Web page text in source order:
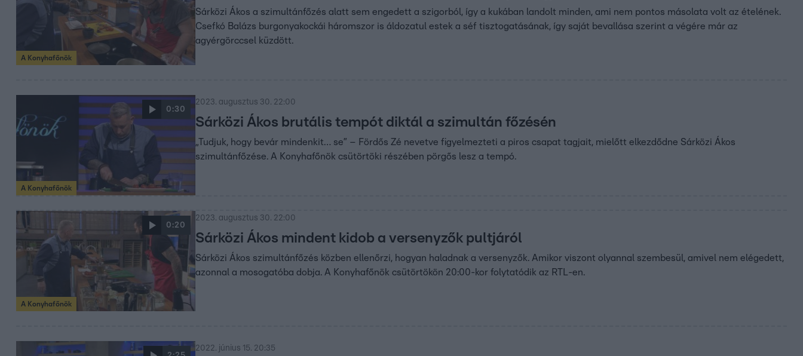
A Konyhafőnök
Sárközi Ákos a szimultánfőzés alatt sem engedett a szigorból, így a kukában landolt minden, ami nem pontos másolata volt az ételének.
Csefkó Balázs burgonyakockái háromszor is áldozatul estek a séf tisztogatásának, így saját bevallása szerint a végére már az
agyérgörccsel küzdött.
0:30
A Konyhafőnök
2023. augusztus 30. 22:00
Sárközi Ákos brutális tempót diktál a szimultán főzésén
„Tudjuk, hogy bevár mindenkit… se” – Fördős Zé nevetve figyelmezteti a piros csapat tagjait, mielőtt elkezdődne Sárközi Ákos
szimultánfőzése. A Konyhafőnök csütörtöki részében pörgős lesz a tempó.
0:20
A Konyhafőnök
2023. augusztus 30. 22:00
Sárközi Ákos mindent kidob a versenyzők pultjáról
Sárközi Ákos szimultánfőzés közben ellenőrzi, hogyan haladnak a versenyzők. Amikor viszont olyannal szembesül, amivel nem elégedett,
azonnal a mosogatóba dobja. A Konyhafőnök csütörtökön 20:00-kor folytatódik az RTL-en.
2022. június 15. 20:35